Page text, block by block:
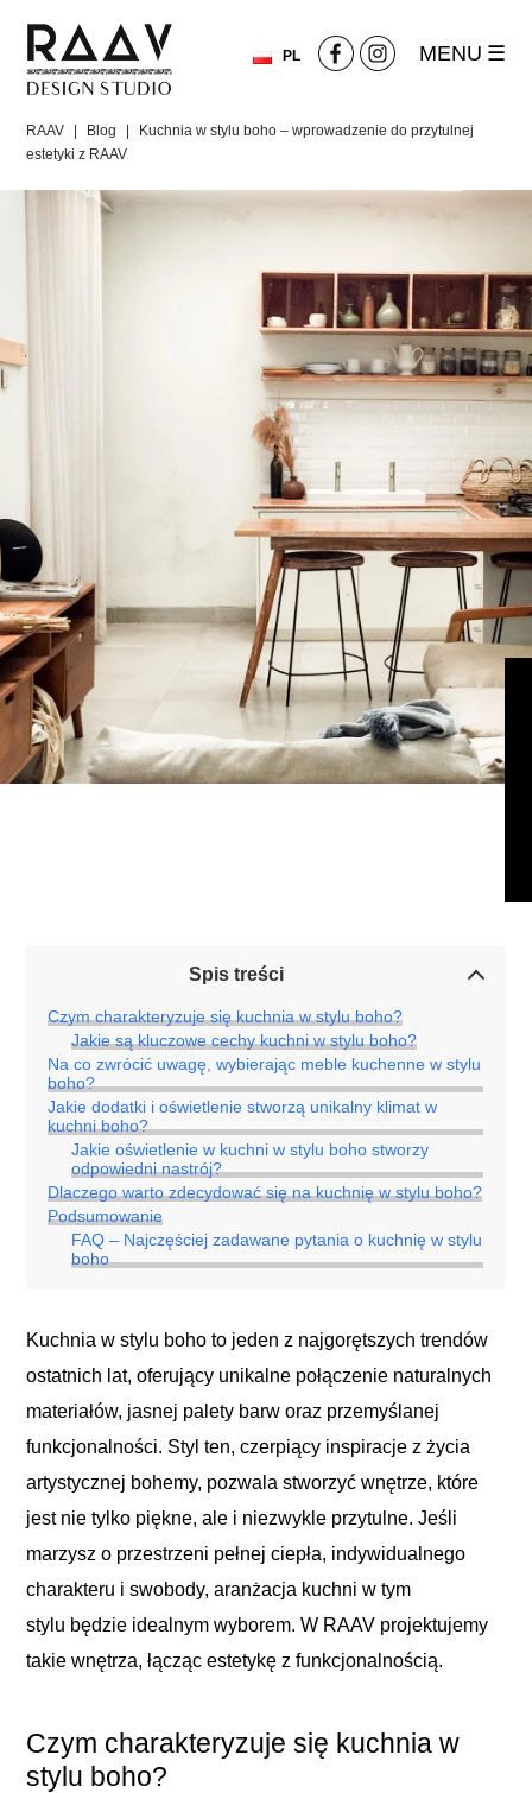
PL MENU
RAAV Blog
Kuchnia w stylu boho – wprowadzenie do przytulnej
estetyki z RAAV
Spis treści
Czym charakteryzuje się kuchnia w stylu boho?
Jakie są kluczowe cechy kuchni w stylu boho?
Na co zwrócić uwagę, wybierając meble kuchenne w stylu
boho?
Jakie dodatki i oświetlenie stworzą unikalny klimat w
kuchni boho?
Jakie oświetlenie w kuchni w stylu boho stworzy
odpowiedni nastrój?
Dlaczego warto zdecydować się na kuchnię w stylu boho?
Podsumowanie
FAQ – Najczęściej zadawane pytania o kuchnię w stylu
boho
Kuchnia w stylu boho to jeden z najgorętszych trendów
ostatnich lat, oferujący unikalne połączenie naturalnych
materiałów, jasnej palety barw oraz przemyślanej
funkcjonalności. Styl ten, czerpiący inspiracje z życia
artystycznej bohemy, pozwala stworzyć wnętrze, które
jest nie tylko piękne, ale i niezwykle przytulne. Jeśli
marzysz o przestrzeni pełnej ciepła, indywidualnego
charakteru i swobody, aranżacja kuchni w tym
stylu będzie idealnym wyborem. W RAAV projektujemy
takie wnętrza, łącząc estetykę z funkcjonalnością.
Czym charakteryzuje się kuchnia w
stylu boho?